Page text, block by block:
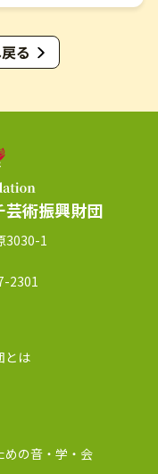
る
芸術振興財団
3030-1
2301
とは
めの音・学・会